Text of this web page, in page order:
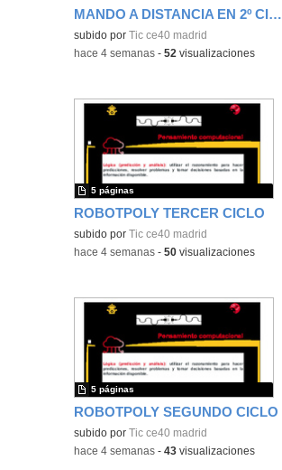
MANDO A DISTANCIA EN 2º CICLO DE PRIMARIA
subido por Tic ce40 madrid
-hace 4 semanas -52 visualizaciones
ROBOTPOLY TERCER CICLO
subido por Tic ce40 madrid
5 páginas
-hace 4 semanas -50 visualizaciones
ROBOTPOLY SEGUNDO CICLO
subido por Tic ce40 madrid
5 páginas
-hace 4 semanas -43 visualizaciones